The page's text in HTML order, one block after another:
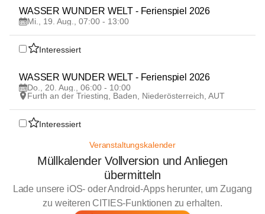
19
AUG
WASSER WUNDER WELT - Ferienspiel 2026
Mi., 19. Aug., 07:00 - 13:00
Interessiert
20
AUG
WASSER WUNDER WELT - Ferienspiel 2026
Do., 20. Aug., 06:00 - 10:00
Furth an der Triesting, Baden, Niederösterreich, AUT
Interessiert
Veranstaltungskalender
Müllkalender Vollversion und Anliegen
übermitteln
Lade unsere iOS- oder Android-Apps herunter, um Zugang
zu weiteren CITIES-Funktionen zu erhalten.